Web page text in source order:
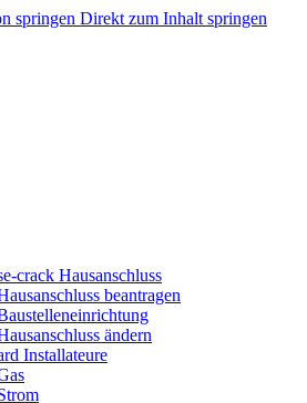
springen Direkt zum Inhalt springen
Hausanschluss
beantragen
ändern
Installateure